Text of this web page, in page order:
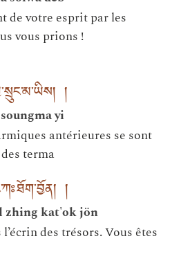
de votre esprit par les
vous prions !
།
yi
antérieures se sont
terma
།
zhing kat'ok jön
des trésors. Vous êtes